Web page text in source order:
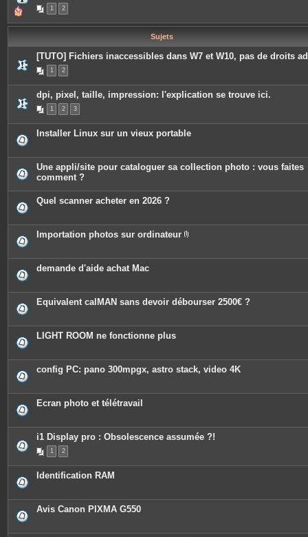
n
s
1 2
Sujets
[TUTO] Fichiers inaccessibles dans W7 et W10, pas de droits
1 2
dpi, pixel, taille, impression: l'explication se trouve ici.
1 2 3
Installer Linux sur un vieux portable
Une appli/site pour cataloguer sa collection photo : vous faites
comment ?
Quel scanner acheter en 2026 ?
Importation photos sur ordinateur
è
j
o
i
t
demande d'aide achat Mac
Equivalent calMAN sans devoir débourser 2500€ ?
LIGHT ROOM ne fonctionne plus
config PC: pano 300mpgx, astro stack, video 4K
Ecran photo et télétravail
i1 Display pro : Obsolescence assumée ?!
1 2
Identification RAM
Avis Canon PIXMA G550